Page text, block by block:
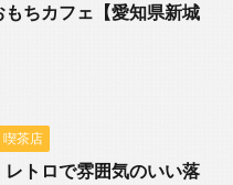
ちカフェ【愛知県新城
喫茶店
レトロで雰囲気のいい落